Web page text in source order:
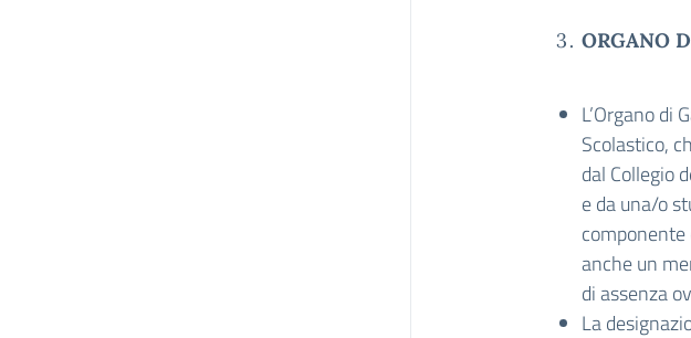
ORGANO
L’Organo di
Scolastico,
dal Collegio
e da una/o
componente
anche un
di assenza
La